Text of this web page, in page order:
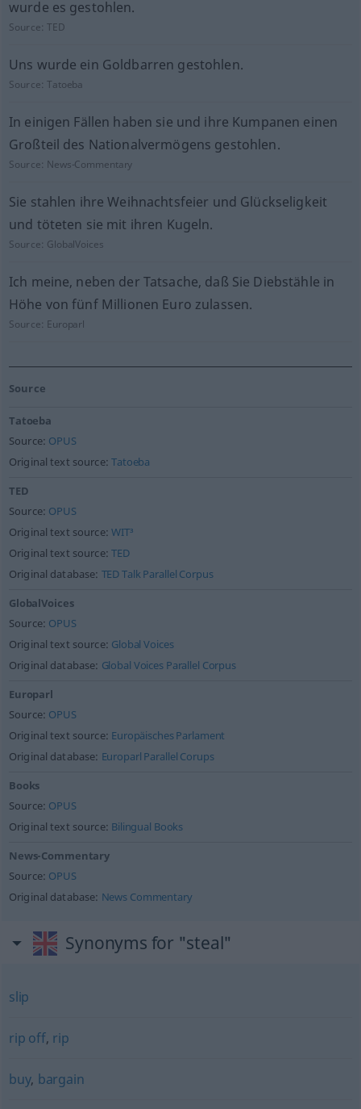
wurde es gestohlen.
Source:TED
Uns wurde ein Goldbarren gestohlen.
Source:Tatoeba
In einigen Fällen haben sie und ihre Kumpanen einen
Großteil des Nationalvermögens gestohlen.
Source: News-Commentary
Sie stahlen ihre Weihnachtsfeier und Glückseligkeit
und töteten sie mit ihren Kugeln.
Source: GlobalVoices
Ich meine, neben der Tatsache, daß Sie Diebstähle in
Höhe von fünf Millionen Euro zulassen.
Source: Europarl
Source
Tatoeba
Source: OPUS
Original text source:Tatoeba
TED
Source: OPUS
Original text source:WIT³
Original text source:TED
Original database: TED Talk Parallel Corpus
GlobalVoices
Source: OPUS
Original text source: Global Voices
Original database: Global Voices Parallel Corpus
Europarl
Source: OPUS
Original text source: Europäisches Parlament
Original database: Europarl Parallel Corups
Books
Source: OPUS
Original text source: Bilingual Books
News-Commentary
Source: OPUS
Original database: News Commentary
Synonyms for "steal"
slip
rip off, rip
buy, bargain